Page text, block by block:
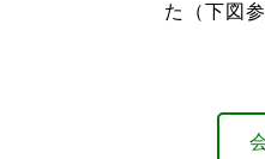
た（下図